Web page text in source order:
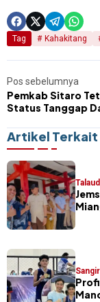
Tag Kahakitang
Pos sebelumnya
Pemkab Sitaro
Status Tanggap
Artikel Terkait
Talaud